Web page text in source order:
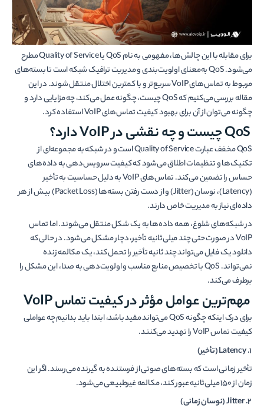
برای مقابله با این چالش‌ها، مفهومی به نام QoS یا Quality of Service مطرح
می‌شود. QoS به‌معنای اولویت‌بندی و مدیریت ترافیک شبکه است تا بسته‌های
مربوط به تماس‌های VoIP سریع‌تر و با کمترین اختلال منتقل شوند. در این
مقاله بررسی می‌کنیم که QoS چیست، چگونه عمل می‌کند، چه مزایایی دارد و
چگونه می‌توان از آن برای بهبود کیفیت تماس‌های VoIP استفاده کرد.
QoS مخفف عبارت Quality of Service است و در شبکه به مجموعه‌ای از
تکنیک‌ها و تنظیمات اطلاق می‌شود که کیفیت سرویس‌دهی به داده‌های
حساس را تضمین می‌کند. تماس‌های VoIP به دلیل حساسیت به تأخیر
(Latency)، نوسان (Jitter) و از دست رفتن بسته‌ها (Packet Loss) بیش از هر
داده‌ای نیاز به مدیریت خاص دارند.
در شبکه‌های شلوغ، همه داده‌ها به یک شکل منتقل می‌شوند. اما تماس
VoIP در صورت حتی چند میلی‌ثانیه تأخیر، دچار مشکل می‌شود. در حالی که
دانلود یک فایل می‌تواند چند ثانیه تأخیر را تحمل کند، یک مکالمه زنده
نمی‌تواند. QoS با تخصیص منابع مناسب و اولویت‌دهی به صدا، این مشکل را
برطرف می‌کند.
مهم‌ترین عوامل مؤثر در کیفیت تماس VoIP
برای درک اینکه چگونه QoS می‌تواند مفید باشد، ابتدا باید بدانیم چه عواملی
کیفیت تماس VoIP را تهدید می‌کنند.
۱. Latency
(تأخیر)
تأخیر زمانی است که بسته‌های صوتی از فرستنده به گیرنده می‌رسند. اگر این
زمان از ۱۵۰ میلی‌ثانیه عبور کند، مکالمه غیرطبیعی می‌شود.
۲. Jitter
(نوسان زمانی)